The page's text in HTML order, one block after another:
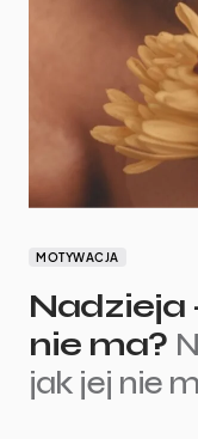
MOTYWACJA
Nadzieja
nie ma?
jak jej nie